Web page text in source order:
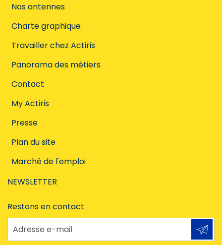
Nos antennes
Charte graphique
Travailler chez Actiris
Panorama des métiers
Contact
My Actiris
Presse
Plan du site
Marché de l'emploi
NEWSLETTER
Restons en contact
Adresse e-mail